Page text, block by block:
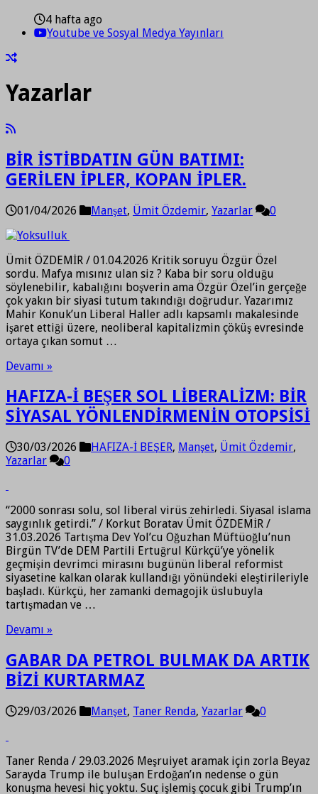
4 hafta ago
Youtube ve Sosyal Medya Yayınları
Yazarlar
BİR İSTİBDATIN GÜN BATIMI:
GERİLEN İPLER, KOPAN İPLER.
01/04/2026 Manşet, Ümit Özdemir, Yazarlar 0
Ümit ÖZDEMİR / 01.04.2026 Kritik soruyu Özgür Özel
sordu. Mafya mısınız ulan siz ? Kaba bir soru olduğu
söylenebilir, kabalığını boşverin ama Özgür Özel’in gerçeğe
çok yakın bir siyasi tutum takındığı doğrudur. Yazarımız
Mahir Konuk’un Liberal Haller adlı kapsamlı makalesinde
işaret ettiği üzere, neoliberal kapitalizmin çöküş evresinde
ortaya çıkan somut …
Devamı »
HAFIZA-İ BEŞER SOL LİBERALİZM: BİR
SİYASAL YÖNLENDİRMENİN OTOPSİSİ
30/03/2026 HAFIZA-İ BEŞER, Manşet, Ümit Özdemir,
Yazarlar
0
“2000 sonrası solu, sol liberal virüs zehirledi. Siyasal islama
saygınlık getirdi.” / Korkut Boratav Ümit ÖZDEMİR /
31.03.2026 Tartışma Dev Yol’cu Oğuzhan Müftüoğlu’nun
Birgün TV’de DEM Partili Ertuğrul Kürkçü’ye yönelik
geçmişin devrimci mirasını bugünün liberal reformist
siyasetine kalkan olarak kullandığı yönündeki eleştirileriyle
başladı. Kürkçü, her zamanki demagojik üslubuyla
tartışmadan ve …
Devamı »
GABAR DA PETROL BULMAK DA ARTIK
BİZİ KURTARMAZ
29/03/2026 Manşet, Taner Renda, Yazarlar 0
Taner Renda / 29.03.2026 Meşruiyet aramak için zorla Beyaz
Sarayda Trump ile buluşan Erdoğan’ın nedense o gün
konuşma hevesi hiç yoktu. Suç işlemiş çocuk gibi Trump’ın